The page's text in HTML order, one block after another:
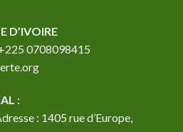
D’IVOIRE
0708098415
:
: 1405 rue d’Europe,